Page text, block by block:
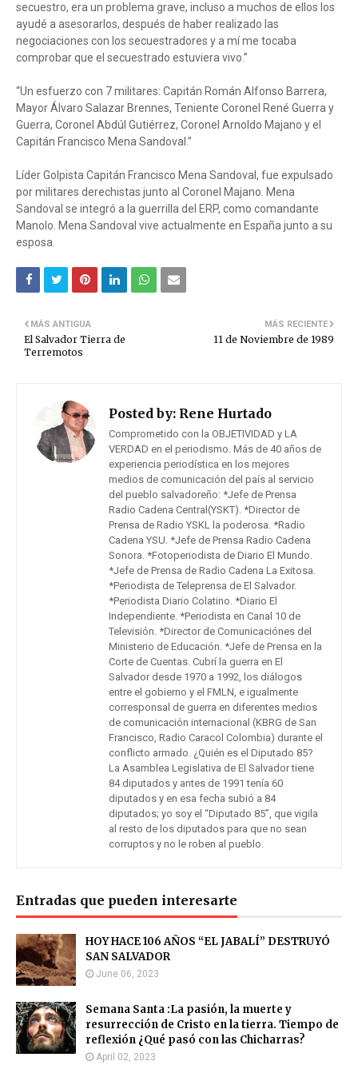
secuestro, era un problema grave, incluso a muchos de ellos los
ayudé a asesorarlos, después de haber realizado las
negociaciones con los secuestradores y a mí me tocaba
comprobar que el secuestrado estuviera vivo.”
“Un esfuerzo con 7 militares: Capitán Román Alfonso Barrera,
Mayor Álvaro Salazar Brennes, Teniente Coronel René Guerra y
Guerra, Coronel Abdúl Gutiérrez, Coronel Arnoldo Majano y el
Capitán Francisco Mena Sandoval.”
Líder Golpista Capitán Francisco Mena Sandoval, fue expulsado
por militares derechistas junto al Coronel Majano. Mena
Sandoval se integró a la guerrilla del ERP, como comandante
Manolo. Mena Sandoval vive actualmente en España junto a su
esposa.
MÁS RECIENTE
11 de Noviembre de 1989
MÁS ANTIGUA
El Salvador Tierra de
Terremotos
Posted by: Rene Hurtado
Comprometido con la OBJETIVIDAD y LA
VERDAD en el periodismo. Más de 40 años de
experiencia periodística en los mejores
medios de comunicación del país al servicio
del pueblo salvadoreño: *Jefe de Prensa
Radio Cadena Central(YSKT). *Director de
Prensa de Radio YSKL la poderosa. *Radio
Cadena YSU. *Jefe de Prensa Radio Cadena
Sonora. *Fotoperiodista de Diario El Mundo.
*Jefe de Prensa de Radio Cadena La Exitosa.
*Periodista de Teleprensa de El Salvador.
*Periodista Diario Colatino. *Diario El
Independiente. *Periodista en Canal 10 de
Televisión. *Director de Comunicaciónes del
Ministerio de Educación. *Jefe de Prensa en la
Corte de Cuentas. Cubrí la guerra en El
Salvador desde 1970 a 1992, los diálogos
entre el gobierno y el FMLN, e igualmente
corresponsal de guerra en diferentes medios
de comunicación internacional (KBRG de San
Francisco, Radio Caracol Colombia) durante el
conflicto armado. ¿Quién es el Diputado 85?
La Asamblea Legislativa de El Salvador tiene
84 diputados y antes de 1991 tenía 60
diputados y en esa fecha subió a 84
diputados; yo soy el “Diputado 85”, que vigila
al resto de los diputados para que no sean
corruptos y no le roben al pueblo.
Entradas que pueden interesarte
HOY HACE 106 AÑOS “EL JABALÍ” DESTRUYÓ
SAN SALVADOR
June 06, 2023
Semana Santa :La pasión, la muerte y
resurrección de Cristo en la tierra. Tiempo de
reflexión ¿Qué pasó con las Chicharras?
April 02, 2023